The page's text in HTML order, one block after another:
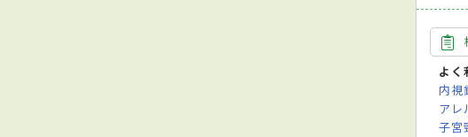
よく
内視
アレ
子宮